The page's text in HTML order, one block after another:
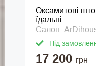
Оксамитові
їдальні
Салон:
Під
17 200 грн